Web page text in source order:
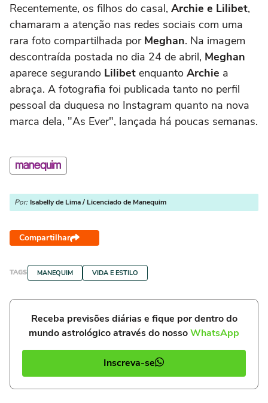
Recentemente, os filhos do casal, Archie e Lilibet,
chamaram a atenção nas redes sociais com uma
rara foto compartilhada por Meghan. Na imagem
descontraída postada no dia 24 de abril, Meghan
aparece segurando Lilibet enquanto Archie a
abraça. A fotografia foi publicada tanto no perfil
pessoal da duquesa no Instagram quanto na nova
marca dela, "As Ever", lançada há poucas semanas.
Por: Isabelly de Lima / Licenciado de Manequim
Compartilhar
TAGS MANEQUIM VIDA E ESTILO
Receba previsões diárias e fique por dentro do
mundo astrológico através do nossoWhatsApp
Inscreva-se